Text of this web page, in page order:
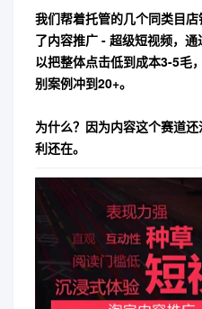
我们帮着托管的几个同类目
了内容推广 - 超级短视频，
以把整体点击低到成本3-5毛
别案例冲到20+。
为什么？因为内容这个赛道
利还在。